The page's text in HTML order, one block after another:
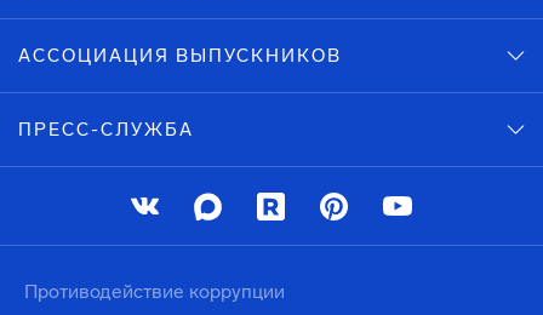
АССОЦИАЦИЯ ВЫПУСКНИКОВ
ПРЕСС-СЛУЖБА
Противодействие коррупции